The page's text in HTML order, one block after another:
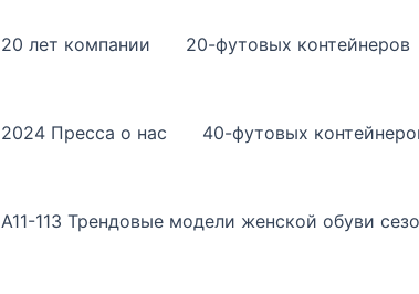
20 лет компании 20-футовых контейнеров
2024 Пресса о нас 40-футовых
A11-113 Трендовые модели женской обуви